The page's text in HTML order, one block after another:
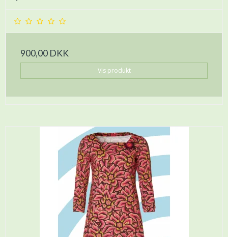
900,00 DKK
Vis produkt